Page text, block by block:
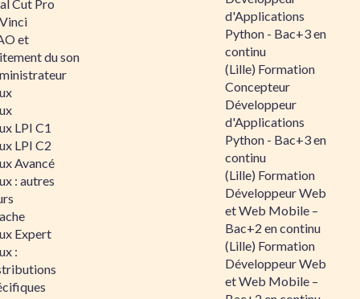
Cut Pro
et
du son
LPI C1
LPI C2
Avancé
: autres
Expert
:
d'Applications
Python - Bac+3 en
continu
(Lille) Formation
Concepteur
Développeur
d'Applications
Python - Bac+3 en
continu
(Lille) Formation
Développeur Web
et Web Mobile –
Bac+2 en continu
(Lille) Formation
Développeur Web
et Web Mobile –